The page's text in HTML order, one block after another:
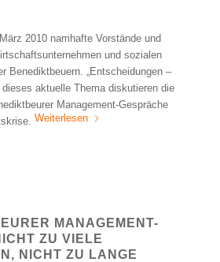
2010 namhafte Vorstände und
und sozialen
Benediktbeuern. „Entscheidungen –
dieses aktuelle Thema diskutieren die
Management-Gespräche
Weiterlesen
MANAGEMENT-
ZU VIELE
NICHT ZU LANGE